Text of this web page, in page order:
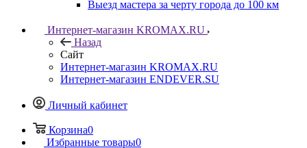
Выезд мастера за черту города до 100 км
Интернет-магазин KROMAX.RU
Назад
Сайт
Интернет-магазин KROMAX.RU
Интернет-магазин ENDEVER.SU
Личный кабинет
Корзина0
Избранные товары0